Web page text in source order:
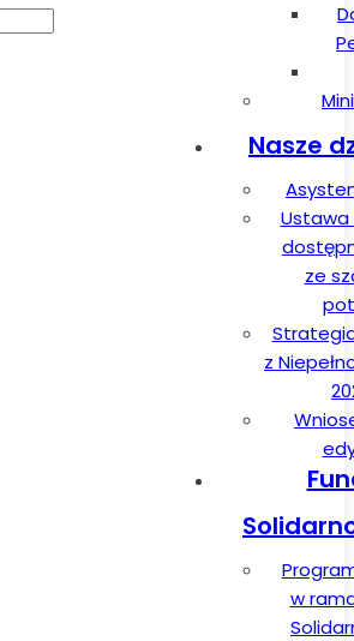
Nasze
Ustawa
ze
z
w